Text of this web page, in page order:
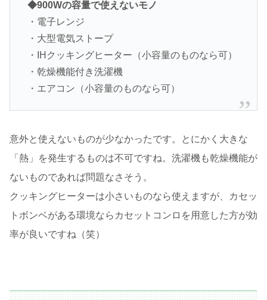
◆900Wの容量で使えないモノ
・電子レンジ
・大型電気ストープ
・IHクッキングヒーター（小容量のものなら可）
・乾燥機能付き洗濯機
・エアコン（小容量のものなら可）
意外と使えないものが少なかったです。とにかく大きな
「熱」を発生するものは不可ですね。洗濯機も乾燥機能が
ないものであれば問題なさそう。
クッキングヒーターは小さいものなら使えますが、カセッ
トボンベがある環境ならカセットコンロを用意した方が効
率が良いですね（笑）